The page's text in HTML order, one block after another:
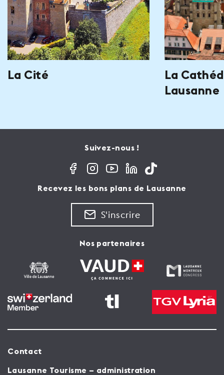
La Cité
La
Lausanne
Suivez-nous !
Recevez les bons plans de Lausanne
S'inscrire
Nos partenaires
Contact
Lausanne Tourisme – administration